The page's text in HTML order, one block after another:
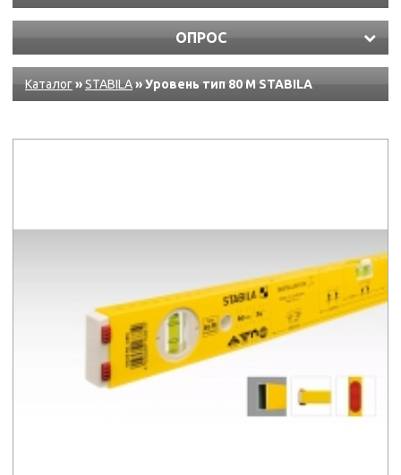
ОПРОС
Каталог»STABILA» Уровень тип 80 M STABILA